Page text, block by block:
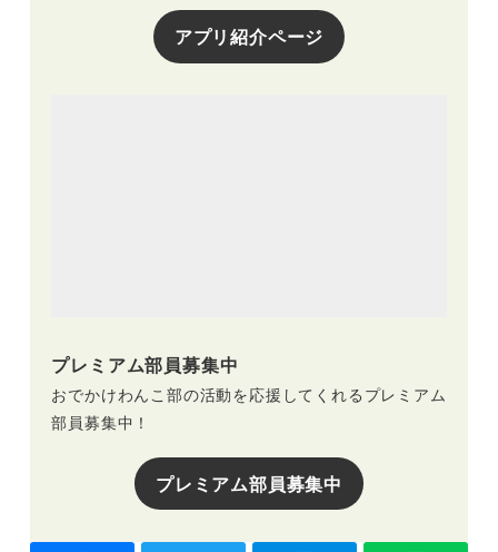
アプリ紹介ページ
プレミアム部員募集中
おでかけわんこ部の活動を応援してくれるプレミアム
部員募集中！
プレミアム部員募集中